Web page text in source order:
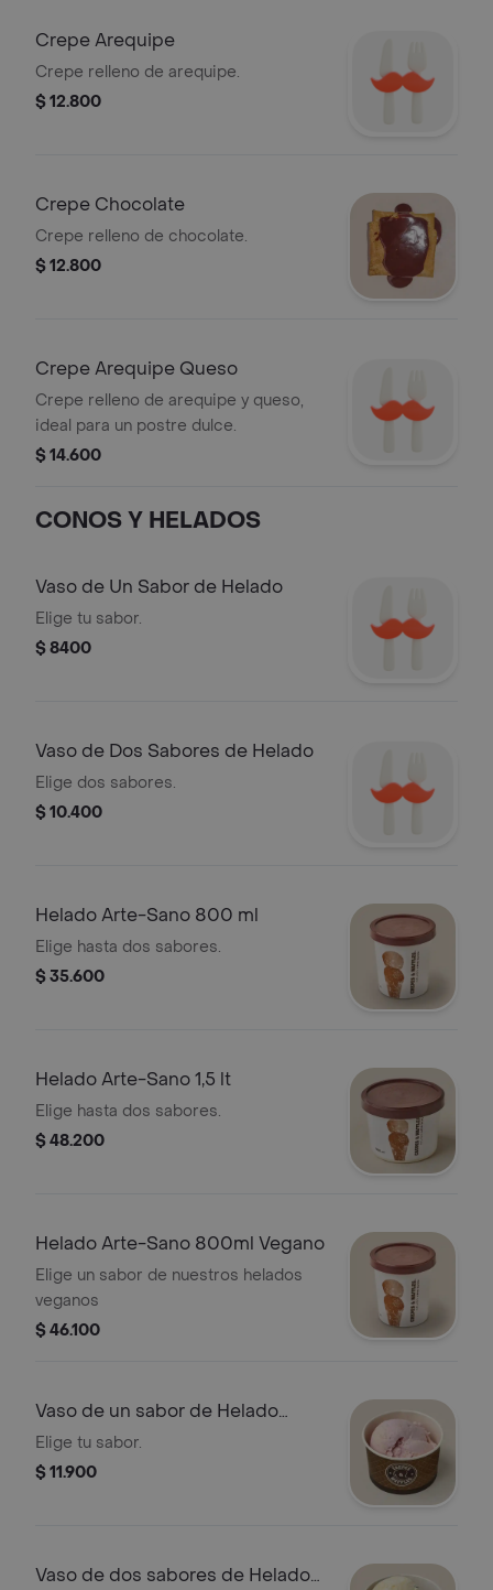
Crepe Arequipe
Crepe relleno de arequipe.
$ 12.800
Crepe Chocolate
Crepe relleno de chocolate.
$ 12.800
Crepe Arequipe Queso
Crepe relleno de arequipe y queso,
ideal para un postre dulce.
$ 14.600
CONOS Y HELADOS
Vaso de Un Sabor de Helado
Elige tu sabor.
$ 8400
Vaso de Dos Sabores de Helado
Elige dos sabores.
$ 10.400
Helado Arte-Sano 800 ml
Elige hasta dos sabores.
$ 35.600
Helado Arte-Sano 1,5 lt
Elige hasta dos sabores.
$ 48.200
Helado Arte-Sano 800ml Vegano
Elige un sabor de nuestros helados
veganos
$ 46.100
Vaso de un sabor de Helado
Vegano
Elige tu sabor.
$ 11.900
Vaso de dos sabores de Helado